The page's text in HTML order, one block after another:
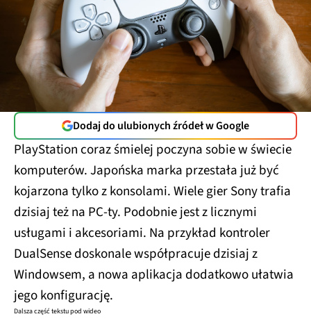
Dodaj do ulubionych źródeł w Google
PlayStation coraz śmielej poczyna sobie w świecie
komputerów. Japońska marka przestała już być
kojarzona tylko z konsolami. Wiele gier Sony trafia
dzisiaj też na PC-ty. Podobnie jest z licznymi
usługami i akcesoriami. Na przykład kontroler
DualSense doskonale współpracuje dzisiaj z
Windowsem, a nowa aplikacja dodatkowo ułatwia
jego konfigurację.
Dalsza część tekstu pod wideo